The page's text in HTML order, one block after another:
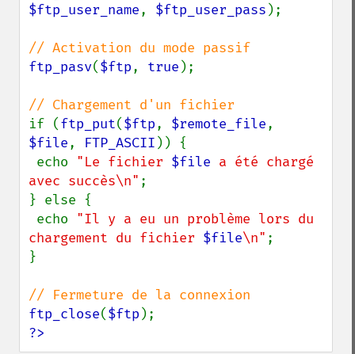
$ftp_user_name, $ftp_user_pass );
ftp_pasv($ftp, true );
if (ftp_put($ftp, $remote_file
$file, FTP_ASCII )) {
echo "Le fichier $file a été chargé
avec succès\n" ;
} else {
echo "Il y a eu un problème lors du
chargement du fichier $file\n" ;
}
ftp_close($ftp
?>